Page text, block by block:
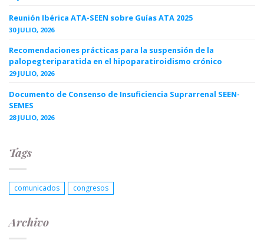
Reunión Ibérica ATA-SEEN sobre Guías ATA 2025
30 JULIO, 2026
Recomendaciones prácticas para la suspensión de la
palopegteriparatida en el hipoparatiroidismo crónico
29 JULIO, 2026
Documento de Consenso de Insuficiencia Suprarrenal SEEN-
SEMES
28 JULIO, 2026
Tags
comunicados congresos
Archivo